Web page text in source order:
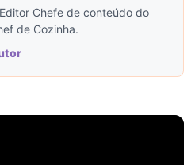
Chefe de conteúdo do
de Cozinha.